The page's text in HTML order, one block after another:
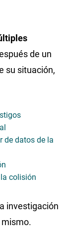
de un
su situación,
de datos de la
colisión
investigación
mismo.